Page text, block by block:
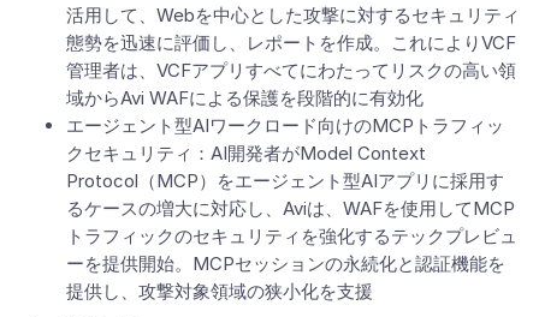
活用して、Webを中心とした攻撃に対するセキュリティ
態勢を迅速に評価し、レポートを作成。これによりVCF
管理者は、VCFアプリすべてにわたってリスクの高い領
域からAvi WAFによる保護を段階的に有効化
エージェント型AIワークロード向けのMCPトラフィッ
クセキュリティ：AI開発者がModel Context
Protocol（MCP）をエージェント型AIアプリに採用す
るケースの増大に対応し、Aviは、WAFを使用してMCP
トラフィックのセキュリティを強化するテックプレビュ
ーを提供開始。MCPセッションの永続化と認証機能を
提供し、攻撃対象領域の狭小化を支援